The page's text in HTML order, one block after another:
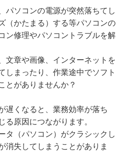
パソコンの電源が突然落ちてし
（かたまる）する等パソコンの
ン修理やパソコントラブルを解
文章や画像、インターネットを
しまったり、作業途中でソフト
とがありませんか？
遅くなると、業務効率が落ち
る原因につながります。
タ（パソコン）がクラシックし
消失してしまうことがありま